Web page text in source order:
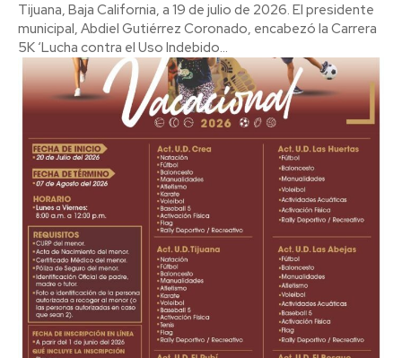
Tijuana, Baja California, a 19 de julio de 2026. El presidente
municipal, Abdiel Gutiérrez Coronado, encabezó la Carrera
5K ‘Lucha contra el Uso Indebido...